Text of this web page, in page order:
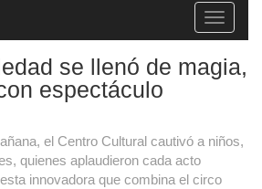
Toggle
se llenó de magia,
espectáculo
el Centro Cultural cautivó a niños,
quienes aplaudieron cada acto
innovadora que combina el circo